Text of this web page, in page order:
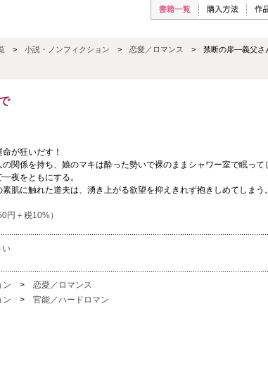
> 小説・ノンフィクション > 恋愛／ロマンス > 禁断の扉―義父さ
が狂いだす！
関係を持ち、娘のマキは酔った勢いで裸のままシャワー室で眠って
夜をともにする。
肌に触れた道夫は、湧き上がる欲望を抑えきれず抱きしめてしまう。
円＋税10%）
い
ン > 恋愛／ロマンス
ン > 官能／ハードロマン